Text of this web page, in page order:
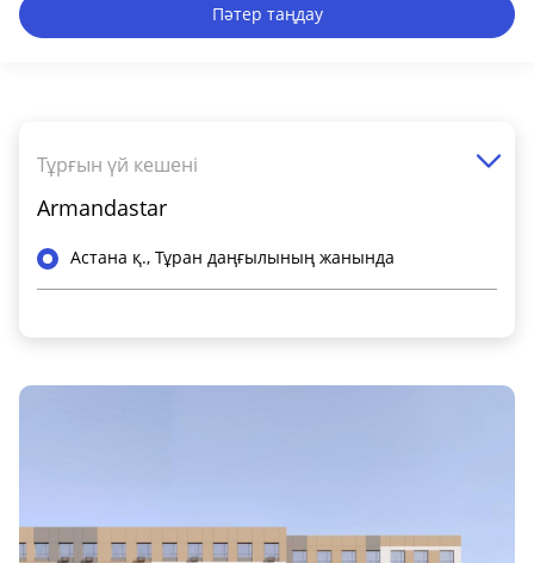
Пәтер таңдау
Тұрғын үй кешені
Armandastar
Астана қ., Тұран даңғылының жанында